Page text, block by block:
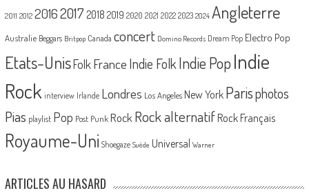
2011 2012 20162017 2018 2019 2020 2021 2022 2023 2024 Angleterre
Australie Beggars Britpop Canada concert Domino Records Dream Pop Electro Pop
Etats-UnisFolk France Indie Folk Indie PopIndie
Rock interview Irlande Londres Los Angeles New York Parisphotos
Pias playlist Pop Post Punk Rock Rock alternatif Rock Français
Royaume-Uni Shoegaze Suède Universal Warner
ARTICLES AU HASARD